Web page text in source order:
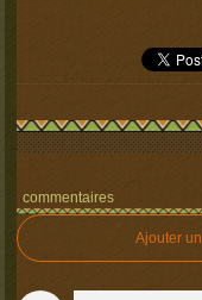
commentaires
Ajouter